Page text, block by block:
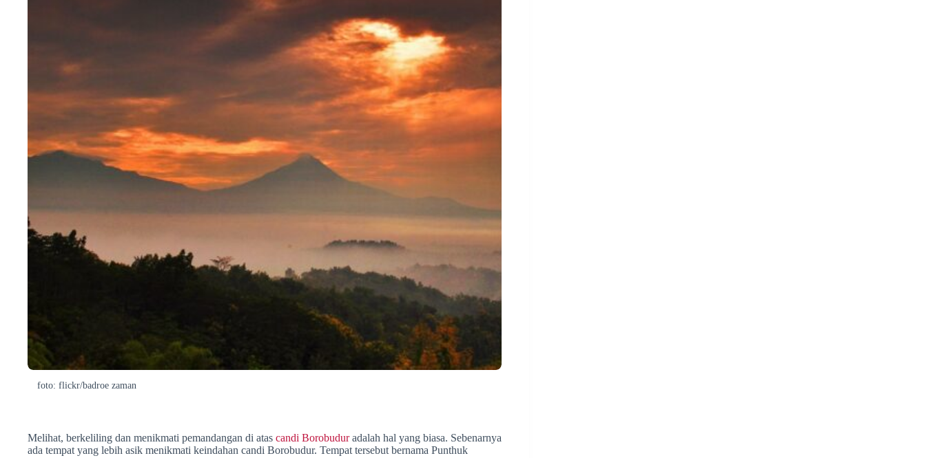
foto: flickr/badroe zaman
Melihat, berkeliling dan menikmati pemandangan di atas candi Borobuduradalah hal yang biasa. Sebenarnya
ada tempat yang lebih asik menikmati keindahan candi Borobudur. Tempat tersebut bernama Punthuk